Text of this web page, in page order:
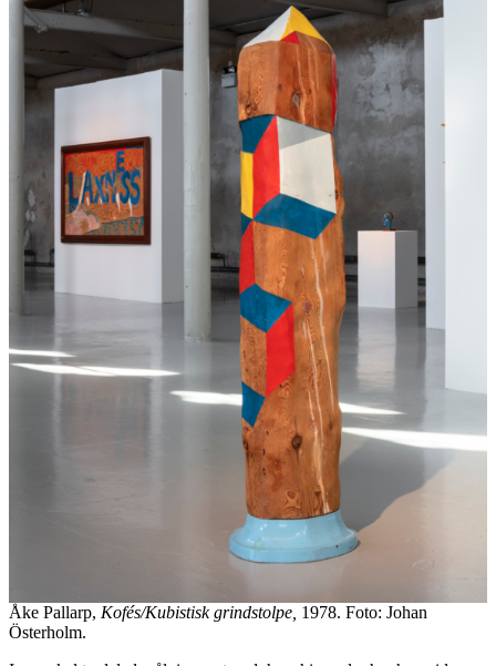
Åke Pallarp, Kofés/Kubistisk grindstolpe, 1978. Foto: Johan
Österholm.